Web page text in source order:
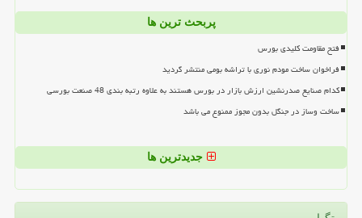
پربحث ترین ها
فتح مقاومت کلیدی بورس
فراخوان ساخت مودم نوری با تراشه بومی منتشر گردید
کدام صنایع صدرنشین ارزش بازار در بورس هستند به علاوه رتبه بندی 48 صنعت بورسی
ساخت وساز در جنگل بدون مجوز ممنوع می باشد
جدیدترین ها